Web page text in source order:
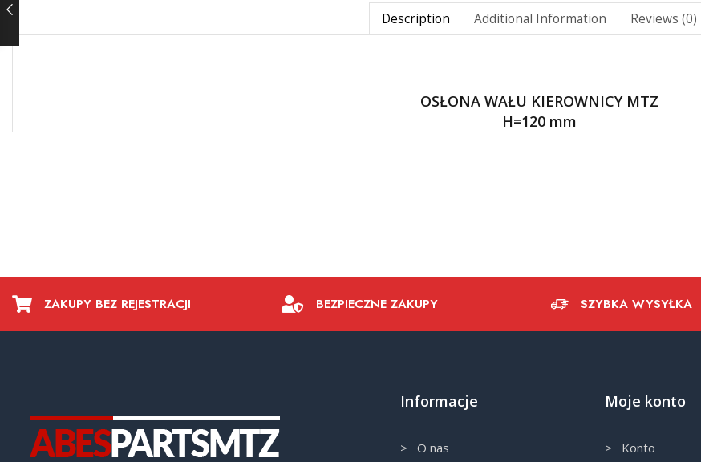
Description Additional Information Reviews (0)
OSŁONA WAŁU KIEROWNICY MTZ
H=120 mm
ZAKUPY BEZ REJESTRACJI BEZPIECZNE ZAKUPY SZYBKA WYSYŁKA
Informacje
> O nas
Moje konto
> Konto